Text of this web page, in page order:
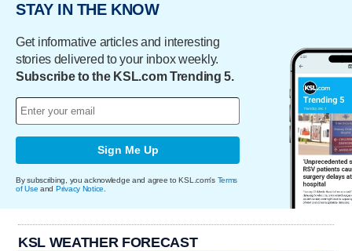
STAY IN THE KNOW
Get informative articles and interesting
stories delivered to your inbox weekly.
Subscribe to the KSL.com Trending 5.
Sign Me Up
By subscribing, you acknowledge and agree to KSL.com's Terms
of Use and Privacy Notice
KSL WEATHER FORECAST